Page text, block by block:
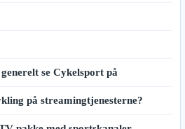
se Cykelsport på
på streamingtjenesterne?